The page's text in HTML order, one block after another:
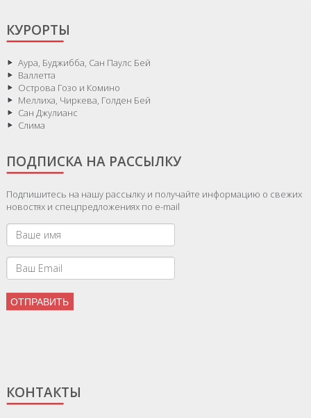
КУРОРТЫ
Аура, Буджибба, Сан Паулс Бей
Валлетта
Острова Гозо и Комино
Меллиха, Чиркева, Голден Бей
Сан Джулианс
Слима
ПОДПИСКА НА РАССЫЛКУ
Подпишитесь на нашу рассылку и получайте информацию о свежих
новостях и спецпредложениях по e-mail
КОНТАКТЫ